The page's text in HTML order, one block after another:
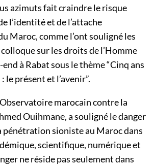
azimuts fait craindre le risque
l’identité et de l’attache
Maroc, comme l’ont souligné les
sur les droits de l’Homme
à Rabat sous le thème “Cinq ans
présent et l’avenir”.
marocain contre la
Ouihmane, a souligné le danger
pénétration sioniste au Maroc dans
scientifique, numérique et
ne réside pas seulement dans